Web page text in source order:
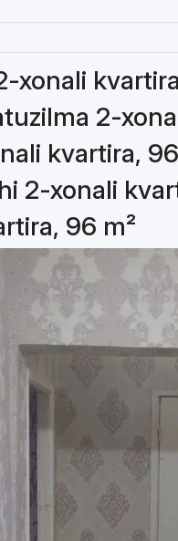
xonali
2-
kvartira,
2-xonali
96 m²